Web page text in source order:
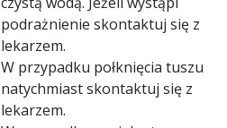
podrażnienie skontaktuj się z
lekarzem.
W przypadku połknięcia tuszu
natychmiast skontaktuj się z
lekarzem.